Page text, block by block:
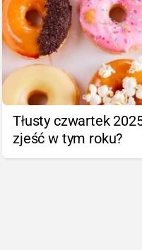
Tłusty czwartek
zjeść w tym roku?